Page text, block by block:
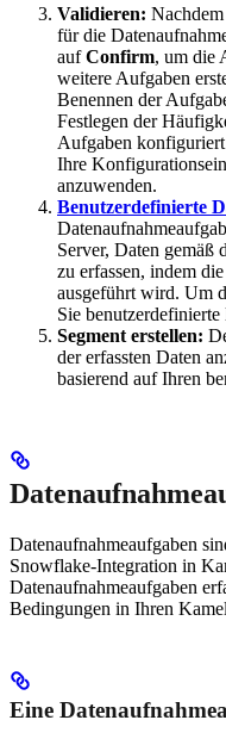
Validieren:
für die
aufConfirm, um die
weitere Aufgaben
Benennen der
Festlegen der
Aufgaben
Ihre
anzuwenden.
Benutzerdefinierte
Server, Daten
zu erfassen, indem
ausgeführt wird. Um
Sie benutzerdefinierte
Segment erstellen:
der erfassten Daten
basierend auf Ihren
Datenaufnahmeaufgaben
Snowflake-Integration in
Datenaufnahmeaufgaben
Bedingungen in Ihren
Eine